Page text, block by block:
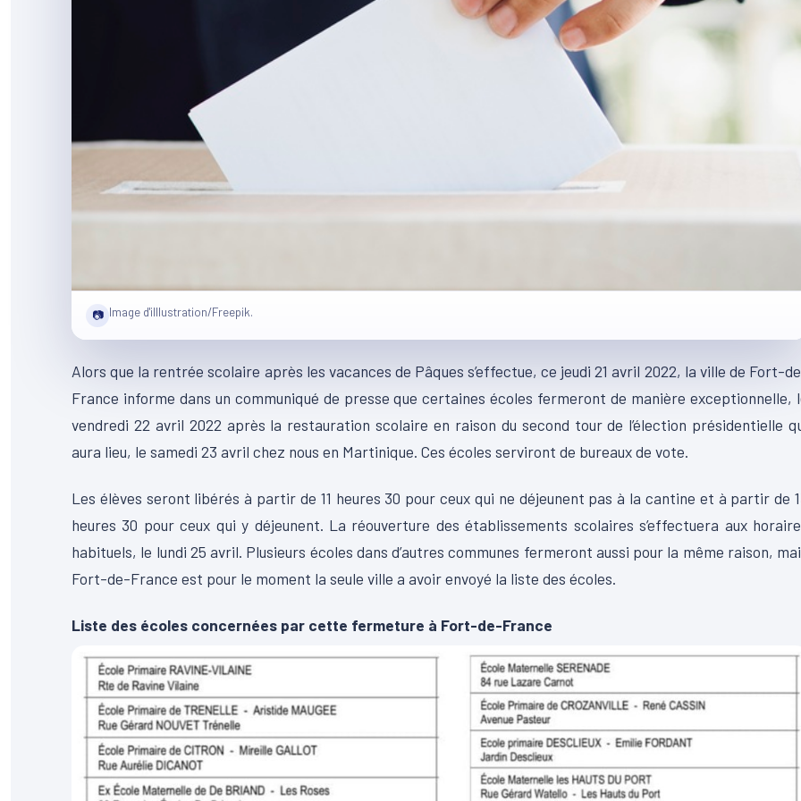
📷 Image d'illlustration/Freepik.
Alors que la rentrée scolaire après les vacances de Pâques s’effectue, ce jeudi 21 avril 2022, la ville de Fort-
France informe dans un communiqué de presse que certaines écoles fermeront de manière exceptionnelle,
vendredi 22 avril 2022 après la restauration scolaire en raison du second tour de l’élection présidentielle
aura lieu, le samedi 23 avril chez nous en Martinique. Ces écoles serviront de bureaux de vote.
Les élèves seront libérés à partir de 11 heures 30 pour ceux qui ne déjeunent pas à la cantine et à partir de
heures 30 pour ceux qui y déjeunent. La réouverture des établissements scolaires s’effectuera aux
habituels, le lundi 25 avril. Plusieurs écoles dans d’autres communes fermeront aussi pour la même raison,
Fort-de-France est pour le moment la seule ville a avoir envoyé la liste des écoles.
Liste des écoles concernées par cette fermeture à Fort-de-France